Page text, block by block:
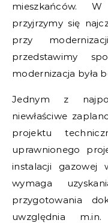
mieszkańców.
przyjrzymy się
przy
przedstawimy
modernizacja była
Jednym z
niewłaściwe
projektu
uprawnionego
instalacji gazowej
wymaga
przygotowania
uwzględnia